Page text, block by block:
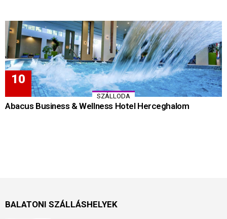
SZÁLLODA
Abacus Business & Wellness Hotel Herceghalom
BALATONI SZÁLLÁSHELYEK